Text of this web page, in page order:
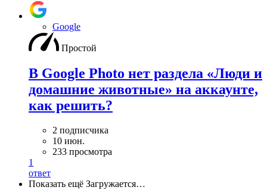
Google
Простой
В Google Photo нет раздела «Люди и
домашние животные» на аккаунте,
как решить?
2 подписчика
10 июн.
233 просмотра
1
ответ
Показать ещё Загружается…